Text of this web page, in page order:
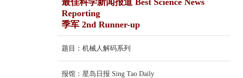
最佳科学新闻报道 Best Science News
Reporting
季军 2nd Runner-up
题目：机械人解码系列
报馆：星岛日报 Sing Tao Daily